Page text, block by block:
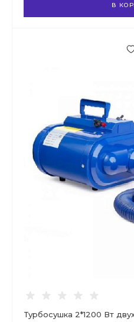
В
Турбосушка 2*1200 Вт